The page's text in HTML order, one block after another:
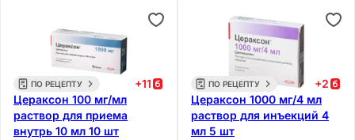
ПО РЕЦЕПТУ +11
Цераксон 100 мг/мл
раствор для приема
внутрь 10 мл 10 шт
ПО РЕЦЕПТУ +2
Цераксон 1000 мг/4 мл
раствор для инъекций 4
мл 5 шт